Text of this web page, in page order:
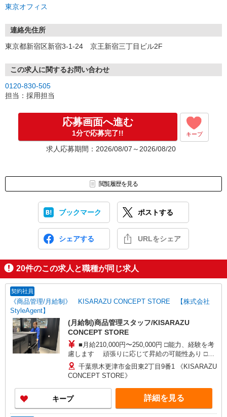
東京オフィス
連絡先住所
東京都新宿区新宿3-1-24 京王新宿三丁目ビル2F
この求人に関するお問い合わせ
0120-830-505
担当：採用担当
応募画面へ進む
1分で応募完了!! キープ
求人応募期間：2026/08/07～2026/08/20
閲覧履歴を見る
ブックマーク ポストする
シェアする URLをシェア
20件のこの求人と職種が同じ求人
契約社員
《商品管理/月給制》 KISARAZU CONCEPT STORE 【株式会社
StyleAgent】
(月給制)商品管理スタッフ/KISARAZU
CONCEPT STORE
■月給210,000円〜250,000円 □能力、経験を考
慮します 頑張りに応じて昇給の可能性あり □別
途交通費全額支給 □役職任用時、各種手当あり □
エリアリーダー(月給230,000円〜280,000円)同時
千葉県木更津市金田東2丁目9番1 《KISARAZU
CONCEPT STORE》
キープ 詳細を見る